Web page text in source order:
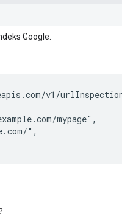
Google.
v1/
mypage",
",